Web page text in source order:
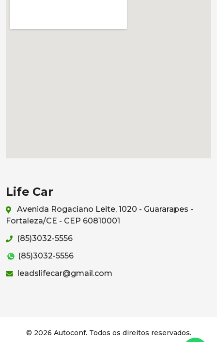
Life Car
Avenida Rogaciano Leite, 1020 - Guararapes -
Fortaleza/CE - CEP 60810001
(85)3032-5556
(85)3032-5556
leadslifecar@gmail.com
© 2026 Autoconf. Todos os direitos reservados.